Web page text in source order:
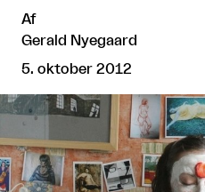
Af
Gerald Nyegaard
5. oktober 2012